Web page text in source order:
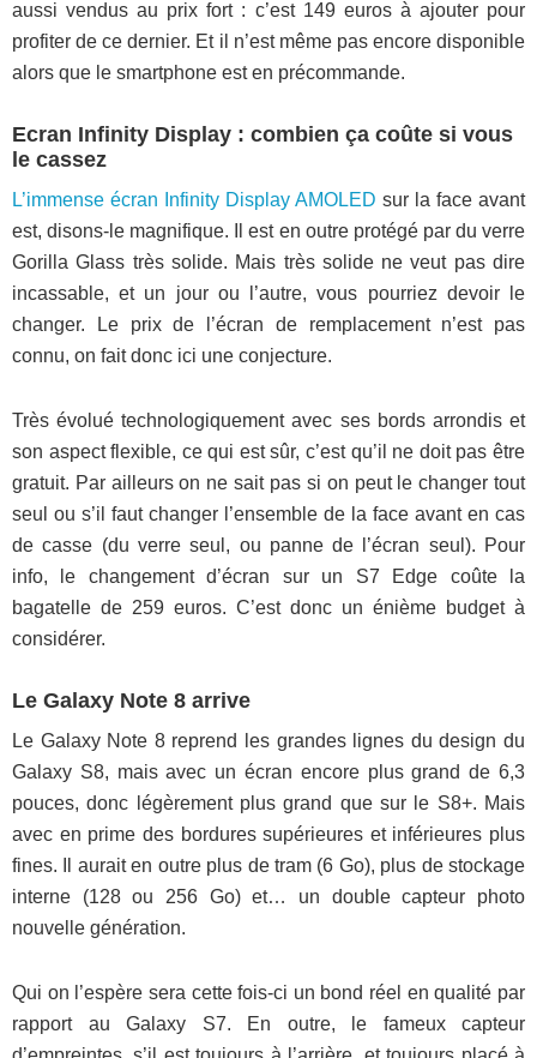
aussi vendus au prix fort : c’est 149 euros à ajouter pour
profiter de ce dernier. Et il n’est même pas encore disponible
alors que le smartphone est en précommande.
Ecran Infinity Display : combien ça coûte si vous
le cassez
L’immense écran Infinity Display AMOLED sur la face avant
est, disons-le magnifique. Il est en outre protégé par du verre
Gorilla Glass très solide. Mais très solide ne veut pas dire
incassable, et un jour ou l’autre, vous pourriez devoir le
changer. Le prix de l’écran de remplacement n’est pas
connu, on fait donc ici une conjecture.
Très évolué technologiquement avec ses bords arrondis et
son aspect flexible, ce qui est sûr, c’est qu’il ne doit pas être
gratuit. Par ailleurs on ne sait pas si on peut le changer tout
seul ou s’il faut changer l’ensemble de la face avant en cas
de casse (du verre seul, ou panne de l’écran seul). Pour
info, le changement d’écran sur un S7 Edge coûte la
bagatelle de 259 euros. C’est donc un énième budget à
considérer.
Le Galaxy Note 8 arrive
Le Galaxy Note 8 reprend les grandes lignes du design du
Galaxy S8, mais avec un écran encore plus grand de 6,3
pouces, donc légèrement plus grand que sur le S8+. Mais
avec en prime des bordures supérieures et inférieures plus
fines. Il aurait en outre plus de tram (6 Go), plus de stockage
interne (128 ou 256 Go) et… un double capteur photo
nouvelle génération.
Qui on l’espère sera cette fois-ci un bond réel en qualité par
rapport au Galaxy S7. En outre, le fameux capteur